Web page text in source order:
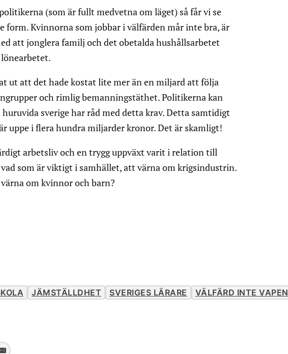
(som är fullt medvetna om läget) så får vi se
form. Kvinnorna som jobbar i välfärden mår inte bra, är
att jonglera familj och det obetalda hushållsarbetet
ut att det hade kostat lite mer än en miljard att följa
och rimlig bemanningstäthet. Politikerna kan
sverige har råd med detta krav. Detta samtidigt
uppe i flera hundra miljarder kronor. Det är skamligt!
arbetsliv och en trygg uppväxt varit i relation till
som är viktigt i samhället, att värna om krigsindustrin.
om kvinnor och barn?
JÄMSTÄLLDHET SVERIGES LÄRARE VÄLFÄRD INTE VAPEN